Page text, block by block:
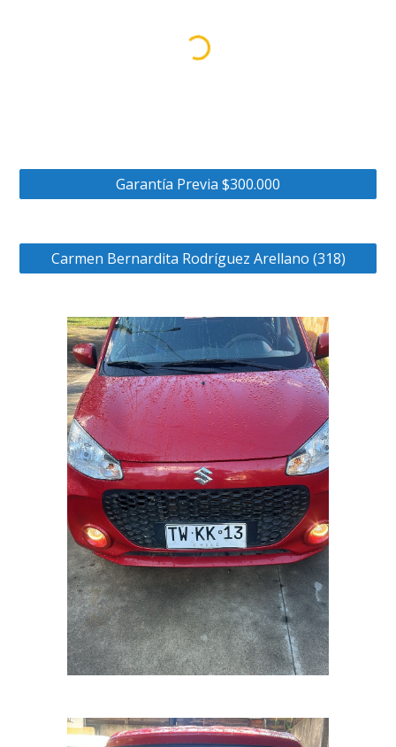
Garantía Previa $300.000
Carmen Bernardita Rodríguez Arellano (318)